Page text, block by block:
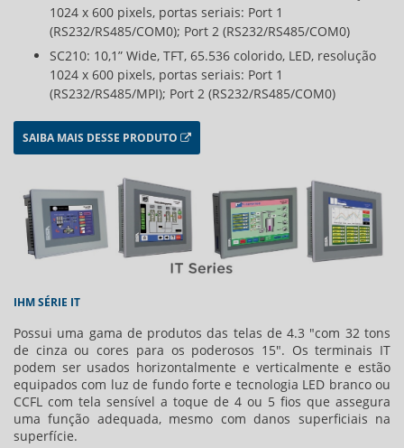
1024 x 600 pixels, portas seriais: Port 1
(RS232/RS485/COM0); Port 2 (RS232/RS485/COM0)
SC210: 10,1” Wide, TFT, 65.536 colorido, LED, resolução
1024 x 600 pixels, portas seriais: Port 1
(RS232/RS485/MPI); Port 2 (RS232/RS485/COM0)
SAIBA MAIS DESSE PRODUTO
IHM SÉRIE IT
Possui uma gama de produtos das telas de 4.3 "com 32 tons
de cinza ou cores para os poderosos 15". Os terminais IT
podem ser usados horizontalmente e verticalmente e estão
equipados com luz de fundo forte e tecnologia LED branco ou
CCFL com tela sensível a toque de 4 ou 5 fios que assegura
uma função adequada, mesmo com danos superficiais na
superfície.